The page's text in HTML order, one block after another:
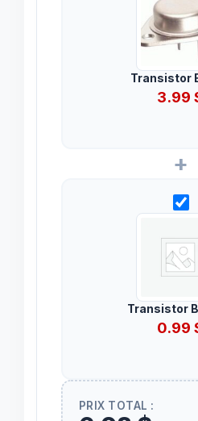
Transistor
3.99
+
Transistor
0.99
PRIX TOTAL :